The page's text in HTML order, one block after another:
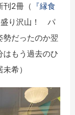
刊2冊（ 『縁食
盛り沢山！ パ
勢だったのか翌
はもう過去のひ
希）